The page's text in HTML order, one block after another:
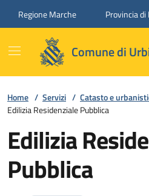
Regione Marche Provincia di
Comune di
Home / Servizi / Catasto e
Edilizia Residenziale Pubblica
Edilizia
Pubblica